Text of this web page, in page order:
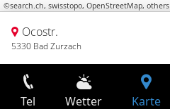
©search.ch, swisstopo, OpenStreetMap, others
Ocostr.
5330 Bad Zurzach
Tel Wetter Karte